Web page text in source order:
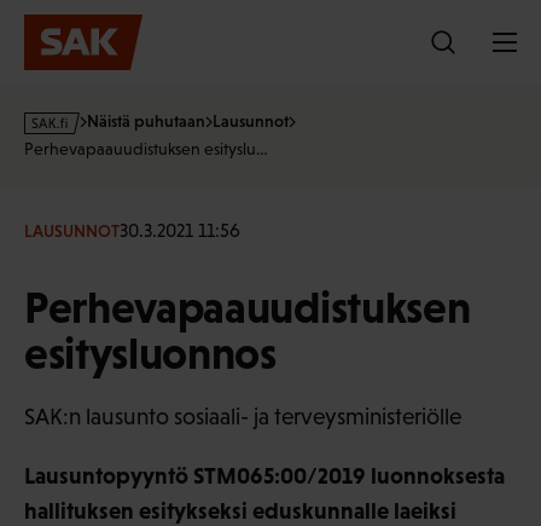
Hyppää
sisältöön
s
a
f
Näistä puhutaan Lausunnot
Perhevapaauudistuksen esityslu…
LAUSUNNOT30.3.2021 11:56
Perhevapaauudistuksen
esitysluonnos
SAK:n lausunto sosiaali- ja terveysministeriölle
Lausuntopyyntö STM065:00/2019 luonnoksesta
hallituksen esitykseksi eduskunnalle laeiksi